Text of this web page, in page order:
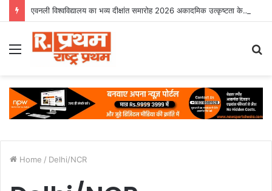
एवनली विश्वविद्यालय का भव्य दीक्षांत समारोह 2026 अकादमिक उत्कृष्टता के साथ संपन्न
Menu
Home / Delhi/NCR